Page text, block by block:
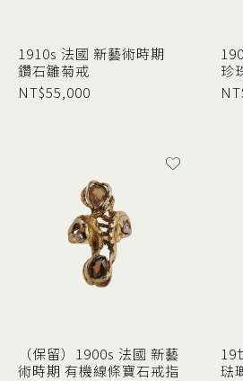
1910s 法國 新藝術時期
鑽石雛菊戒
NT$55,000
珍
（保留）1900s 法國 新藝
術時期 有機線條寶石戒指
19
琺